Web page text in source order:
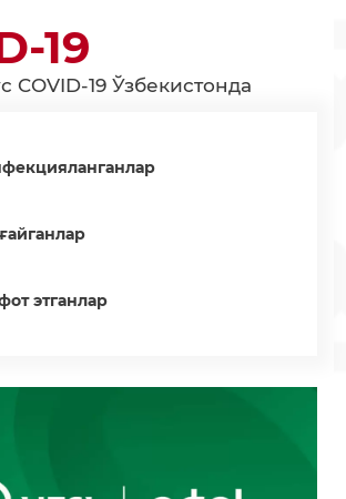
19
COVID-19 Ўзбекистонда
этганлар